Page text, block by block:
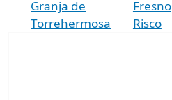
Granja de
Torrehermosa
Fresno
Risco